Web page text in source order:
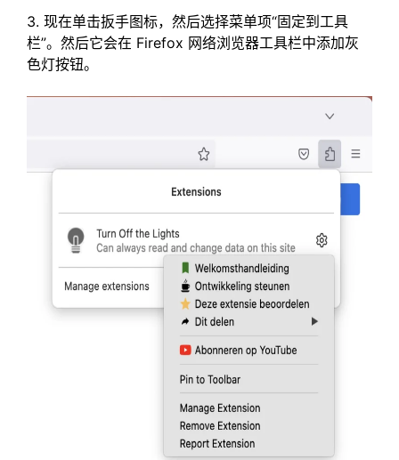
3. 现在单击扳手图标，然后选择菜单项“固定到工具
栏”。然后它会在 Firefox 网络浏览器工具栏中添加灰
色灯按钮。